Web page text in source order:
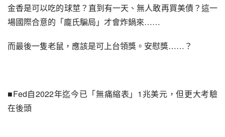
金香是可以吃的球莖？直到有一天、無人敢再買美債？這一
場國際合意的「龐氏騙局」才會炸鍋來……
而最後一隻老鼠，應該是可上台領獎。安慰獎……？
■Fed自2022年迄今已「無痛縮表」1兆美元，但更大考驗
在後頭